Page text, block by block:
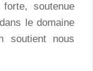
soutenue
le domaine
soutient nous